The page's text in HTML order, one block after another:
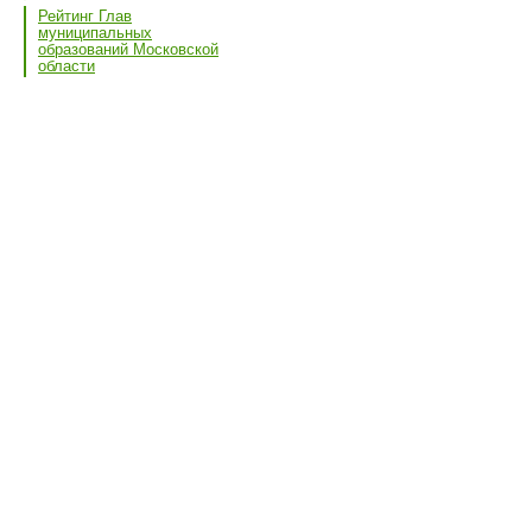
Рейтинг Глав
муниципальных
образований Московской
области